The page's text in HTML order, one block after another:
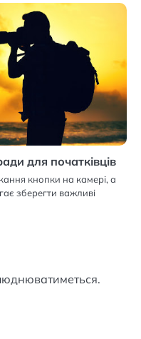
для початківців
кнопки на камері, а
зберегти важливі